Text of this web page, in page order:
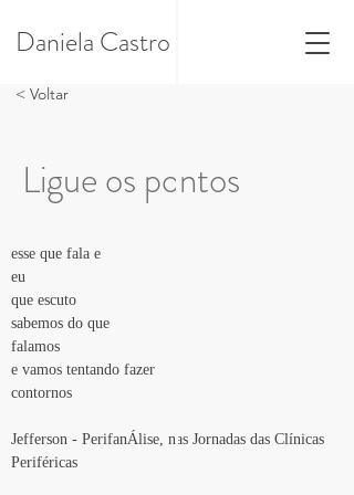
Daniela Castro
< Voltar
Ligue os pontos
esse que fala e
eu
que escuto
sabemos do que
falamos
e vamos tentando fazer
contornos
Jefferson - PerifanÁlise, nas Jornadas das Clínicas
Periféricas